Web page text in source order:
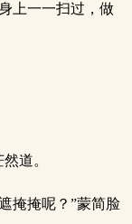
上一一扫过，做
道。
掩掩呢？”蒙简脸